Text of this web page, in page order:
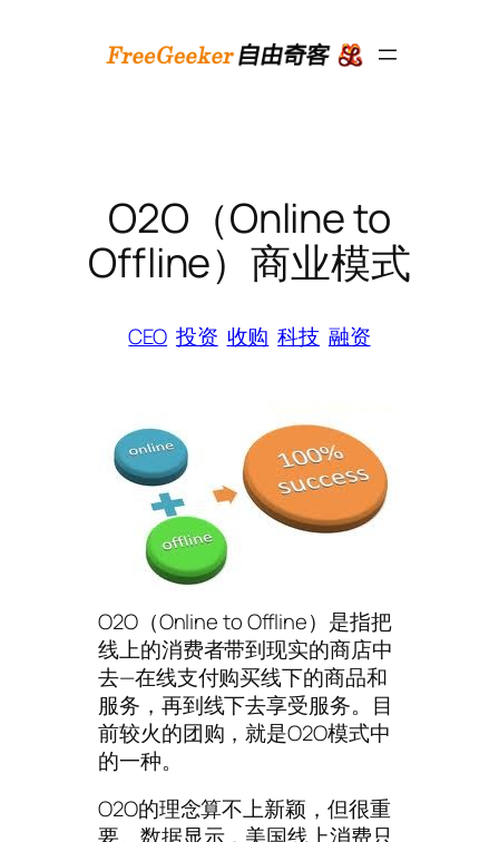
O2O（Online to
Offline）商业模式
CEO 投资 收购 科技 融资
O2O（Online to Offline）是指把
线上的消费者带到现实的商店中
去—在线支付购买线下的商品和
服务，再到线下去享受服务。目
前较火的团购，就是O2O模式中
的一种。
O2O的理念算不上新颖，但很重